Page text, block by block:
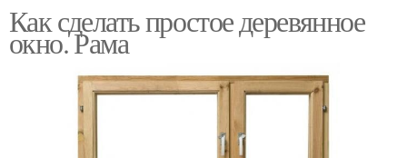
Как сделать простое деревянное
окно. Рама